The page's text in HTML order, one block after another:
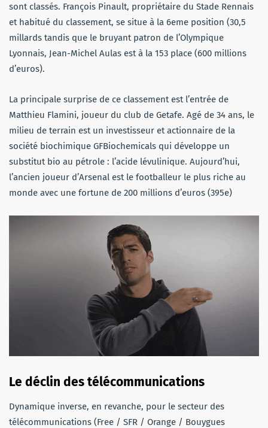
sont classés. François Pinault, propriétaire du Stade Rennais
et habitué du classement, se situe à la 6eme position (30,5
millards tandis que le bruyant patron de l’Olympique
Lyonnais, Jean-Michel Aulas est à la 153 place (600 millions
d’euros).
La principale surprise de ce classement est l’entrée de
Matthieu Flamini, joueur du club de Getafe. Agé de 34 ans, le
milieu de terrain est un investisseur et actionnaire de la
société biochimique GFBiochemicals qui développe un
substitut bio au pétrole : l’acide lévulinique. Aujourd’hui,
l’ancien joueur d’Arsenal est le footballeur le plus riche au
monde avec une fortune de 200 millions d’euros (395e)
Le déclin des télécommunications
Dynamique inverse, en revanche, pour le secteur des
télécommunications (Free / SFR / Orange / Bouygues